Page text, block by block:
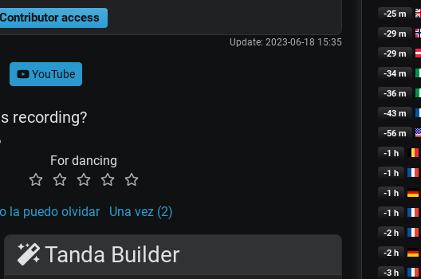
Contributor access
Update: 2023-06-18 15:35
YouTube
recording?
For dancing
la puedo olvidar Una vez (2)
Tanda Builder
-25 m
-29 m
-29 m
-34 m
-36 m
-43 m
-56 m
-1 h
-1 h
-1 h
-1 h
-2 h
-2 h
-3 h